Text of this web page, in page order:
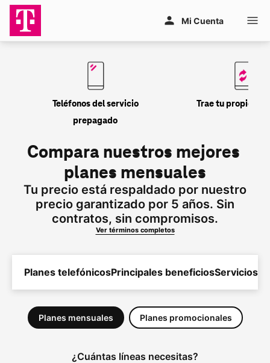
Saltar al contenido principal
Mi Cuenta
Teléfonos del servicio
prepagado
Trae tu propio
Compara nuestros mejores
planes mensuales
Tu precio está respaldado por nuestro
precio garantizado por 5 años. Sin
contratos, sin compromisos.
Ver términos completos
Planes telefónicosPrincipales beneficiosServicios